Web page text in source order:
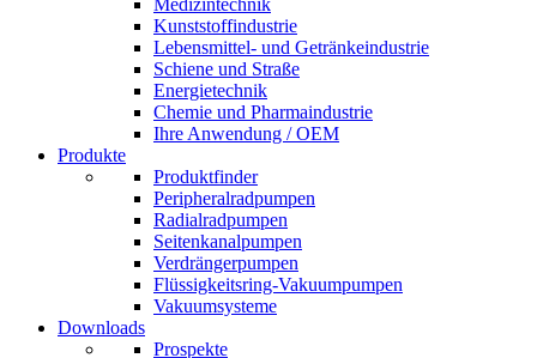
Medizintechnik
Kunststoffindustrie
Lebensmittel- und Getränkeindustrie
Schiene und Straße
Energietechnik
Chemie und Pharmaindustrie
Ihre Anwendung / OEM
Produkte
Produktfinder
Peripheralradpumpen
Radialradpumpen
Seitenkanalpumpen
Verdrängerpumpen
Flüssigkeitsring-Vakuumpumpen
Vakuumsysteme
Downloads
Prospekte